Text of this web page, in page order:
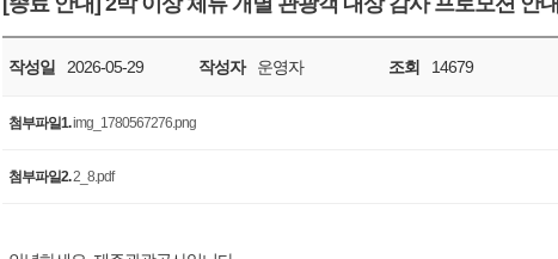
작성일 2026-05-29 작성자 운영자 조회 14679
첨부파일1.img_1780567276.png
첨부파일2.2_8.pdf